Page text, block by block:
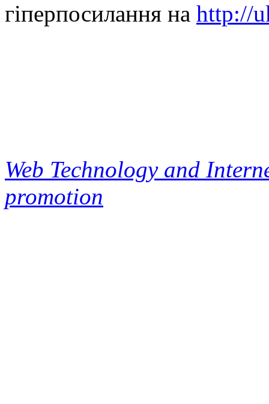
гіперпосилання на http://
Web Technology and
promotion